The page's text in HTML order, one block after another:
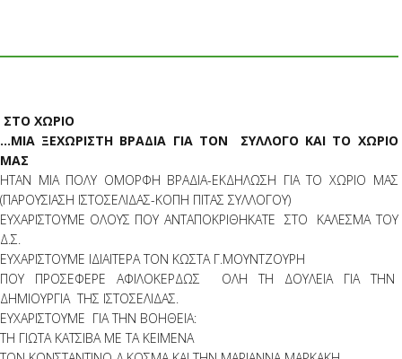
ΣΤΟ ΧΩΡΙΟ
...ΜΙΑ ΞΕΧΩΡΙΣΤΗ ΒΡΑΔΙΑ ΓΙΑ ΤΟΝ ΣΥΛΛΟΓΟ ΚΑΙ ΤΟ ΧΩΡΙΟ
ΜΑΣ
ΗΤΑΝ ΜΙΑ ΠΟΛΥ ΟΜΟΡΦΗ ΒΡΑΔΙΑ-ΕΚΔΗΛΩΣΗ ΓΙΑ ΤΟ ΧΩΡΙΟ ΜΑΣ
(ΠΑΡΟΥΣΙΑΣΗ ΙΣΤΟΣΕΛΙΔΑΣ-ΚΟΠΗ ΠΙΤΑΣ ΣΥΛΛΟΓΟΥ)
ΕΥΧΑΡΙΣΤΟΥΜΕ ΟΛΟΥΣ ΠΟΥ ΑΝΤΑΠΟΚΡΙΘΗΚΑΤΕ ΣΤΟ ΚΑΛΕΣΜΑ ΤΟΥ
Δ.Σ.
ΕΥΧΑΡΙΣΤΟΥΜΕ ΙΔΙΑΙΤΕΡΑ ΤΟΝ ΚΩΣΤΑ Γ.ΜΟΥΝΤΖΟΥΡΗ
ΠΟΥ ΠΡΟΣΕΦΕΡΕ ΑΦΙΛΟΚΕΡΔΩΣ ΟΛΗ ΤΗ ΔΟΥΛΕΙΑ ΓΙΑ ΤΗΝ
ΔΗΜΙΟΥΡΓΙΑ ΤΗΣ ΙΣΤΟΣΕΛΙΔΑΣ.
ΕΥΧΑΡΙΣΤΟΥΜΕ ΓΙΑ ΤΗΝ ΒΟΗΘΕΙΑ:
ΤΗ ΓΙΩΤΑ ΚΑΤΣΙΒΑ ΜΕ ΤΑ ΚΕΙΜΕΝΑ